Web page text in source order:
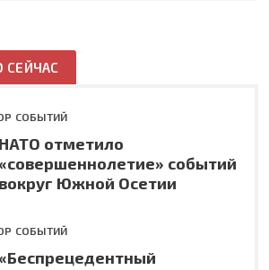
СЕЙЧАС
СОБЫТИЙ
НАТО отметило
«совершеннолетие» событий
вокруг Южной Осетии
СОБЫТИЙ
«Беспрецедентный